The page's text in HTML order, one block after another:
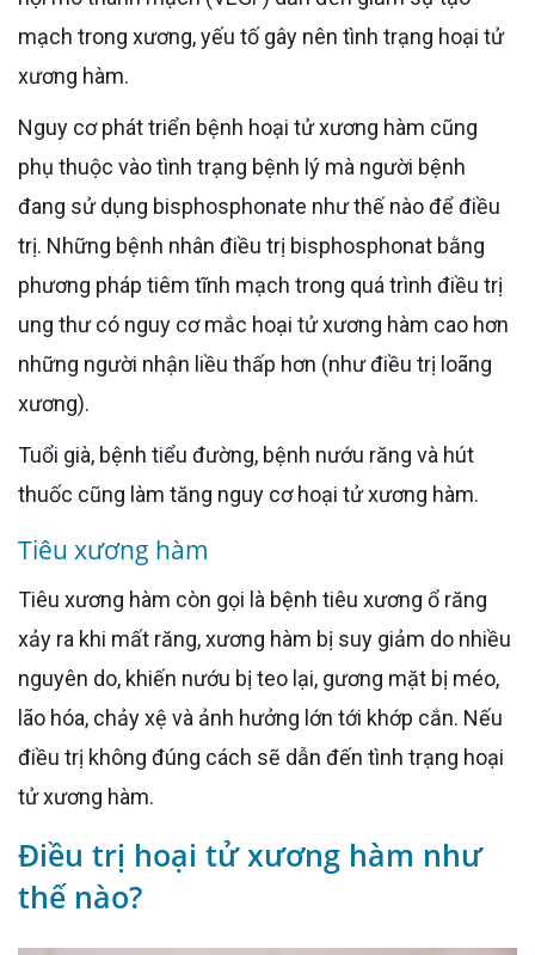
mạch trong xương, yếu tố gây nên tình trạng hoại tử
xương hàm.
Nguy cơ phát triển bệnh hoại tử xương hàm cũng
phụ thuộc vào tình trạng bệnh lý mà người bệnh
đang sử dụng bisphosphonate như thế nào để điều
trị. Những bệnh nhân điều trị bisphosphonat bằng
phương pháp tiêm tĩnh mạch trong quá trình điều trị
ung thư có nguy cơ mắc hoại tử xương hàm cao hơn
những người nhận liều thấp hơn (như điều trị loãng
xương).
Tuổi già, bệnh tiểu đường, bệnh nướu răng và hút
thuốc cũng làm tăng nguy cơ hoại tử xương hàm.
Tiêu xương hàm
Tiêu xương hàm còn gọi là bệnh tiêu xương ổ răng
xảy ra khi mất răng, xương hàm bị suy giảm do nhiều
nguyên do, khiến nướu bị teo lại, gương mặt bị méo,
lão hóa, chảy xệ và ảnh hưởng lớn tới khớp cắn. Nếu
điều trị không đúng cách sẽ dẫn đến tình trạng hoại
tử xương hàm.
Điều trị hoại tử xương hàm như
thế nào?